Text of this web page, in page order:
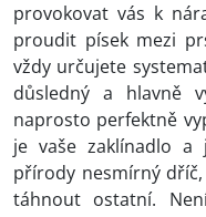
provokovat vás k
proudit písek mezi
vždy určujete
důsledný a hlavně
naprosto perfektně
je vaše zaklínadlo a
přírody nesmírný
táhnout ostatní.